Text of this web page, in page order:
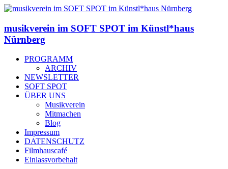
musikverein im SOFT SPOT im Künstl*haus
Nürnberg
PROGRAMM
ARCHIV
NEWSLETTER
SOFT SPOT
ÜBER UNS
Musikverein
Mitmachen
Blog
Impressum
DATENSCHUTZ
Filmhauscafé
Einlassvorbehalt